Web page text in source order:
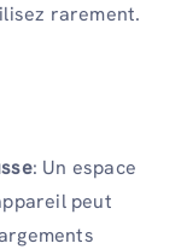
rarement.
: Un espace
peut